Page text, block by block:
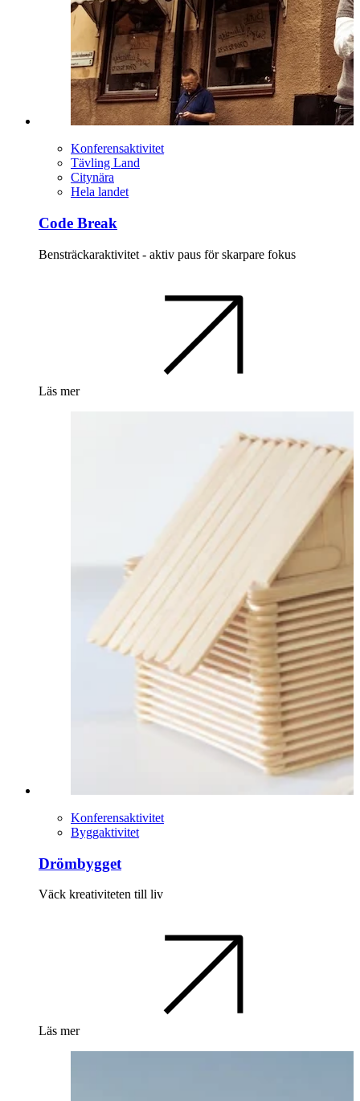
Konferensaktivitet
Tävling Land
Citynära
Hela landet
Code Break
Bensträckaraktivitet - aktiv paus för skarpare fokus
Läs mer
Konferensaktivitet
Byggaktivitet
Drömbygget
Väck kreativiteten till liv
Läs mer